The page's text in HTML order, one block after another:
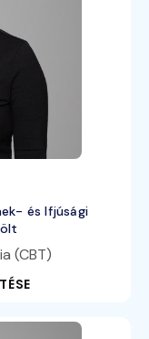
és Ifjúsági
(CBT)